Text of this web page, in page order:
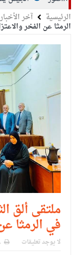
القاضي محمود أحمد
الرئيسية آخر الأخبار
الرمثا عن الفخر
ملتقى ألق
في الرمثا
لا يوجد تعليقات